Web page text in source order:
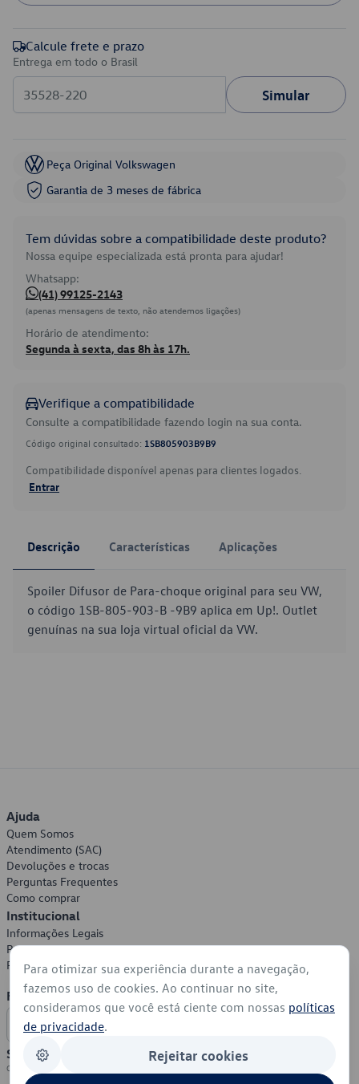
Calcule frete e prazo
Entrega em todo o Brasil
Simular
Peça Original Volkswagen
Garantia de 3 meses de fábrica
Tem dúvidas sobre a compatibilidade deste produto?
Nossa equipe especializada está pronta para ajudar!
Whatsapp:
(41) 99125-2143
(apenas mensagens de texto, não atendemos ligações)
Horário de atendimento:
Segunda à sexta, das 8h às 17h.
Verifique a compatibilidade
Consulte a compatibilidade fazendo login na sua conta.
Código original consultado: 1SB805903B9B9
Compatibilidade disponível apenas para clientes logados.
Entrar
Descrição Características Aplicações
Spoiler Difusor de Para-choque original para seu VW,
o código 1SB-805-903-B -9B9 aplica em Up!. Outlet
genuínas na sua loja virtual oficial da VW.
Ajuda
Quem Somos
Atendimento (SAC)
Devoluções e trocas
Perguntas Frequentes
Como comprar
Institucional
Informações Legais
Política de Privacidade
Política de Cookies
Formas de Pagamento
Segurança
Para otimizar sua experiência durante a navegação,
fazemos uso de cookies. Ao continuar no site,
consideramos que você está ciente com nossas políticas
de privacidade.
Rejeitar cookies